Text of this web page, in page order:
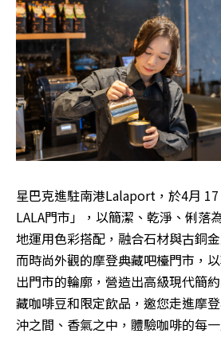
星巴克進駐南港Lalaport，於4月
LALA門市」，以簡潔、乾淨、俐落
地運用色彩搭配，融合石材與古銅
而時尚外觀的摩登典藏吧檯門市，
出門市的輪廓，營造出高級現代簡
藏咖啡豆和限定飲品，邀您走進摩
沖之間、香氣之中，體驗咖啡的每